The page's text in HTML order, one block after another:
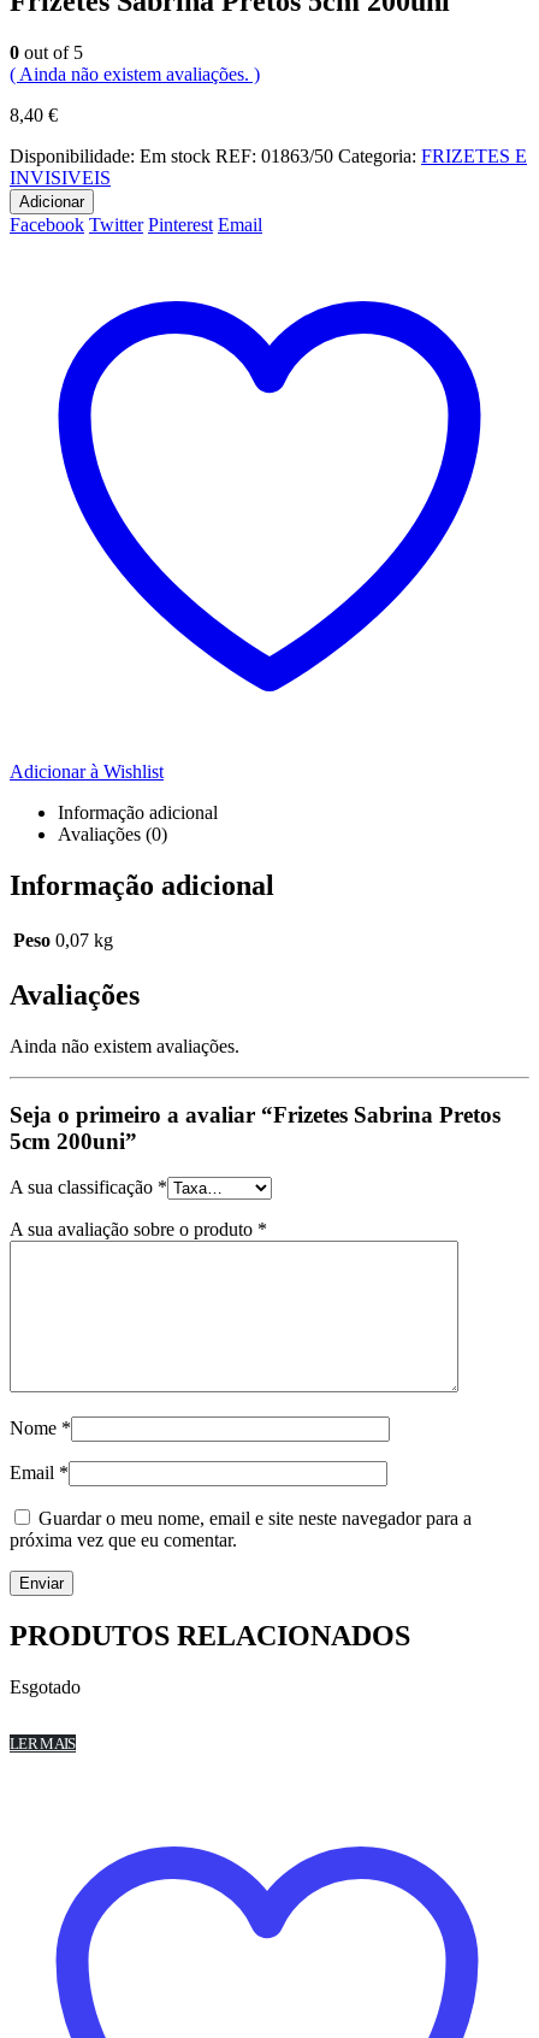
0 out of 5
( Ainda não existem avaliações. )
8,40 €
Disponibilidade: Em stock REF: 01863/50 Categoria: FRIZETES E
INVISIVEIS
Adicionar
Facebook Twitter Pinterest Email
Adicionar à Wishlist
Informação adicional
Avaliações (0)
Informação adicional
Peso 0,07 kg
Avaliações
Ainda não existem avaliações.
Seja o primeiro a avaliar “Frizetes Sabrina Pretos
5cm 200uni”
A sua classificação *
A sua avaliação sobre o produto *
Nome *
Email *
Guardar o meu nome, email e site neste navegador para a
próxima vez que eu comentar.
PRODUTOS RELACIONADOS
Esgotado
LER MAIS